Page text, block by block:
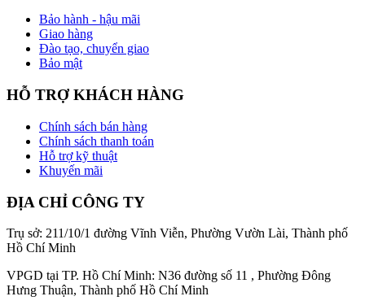
Bảo hành - hậu mãi
Giao hàng
Đào tạo, chuyển giao
Bảo mật
HỖ TRỢ KHÁCH HÀNG
Chính sách bán hàng
Chính sách thanh toán
Hỗ trợ kỹ thuật
Khuyến mãi
ĐỊA CHỈ CÔNG TY
Trụ sở: 211/10/1 đường Vĩnh Viễn, Phường Vườn Lài, Thành phố
Hồ Chí Minh
VPGD tại TP. Hồ Chí Minh: N36 đường số 11 , Phường Đông
Hưng Thuận, Thành phố Hồ Chí Minh